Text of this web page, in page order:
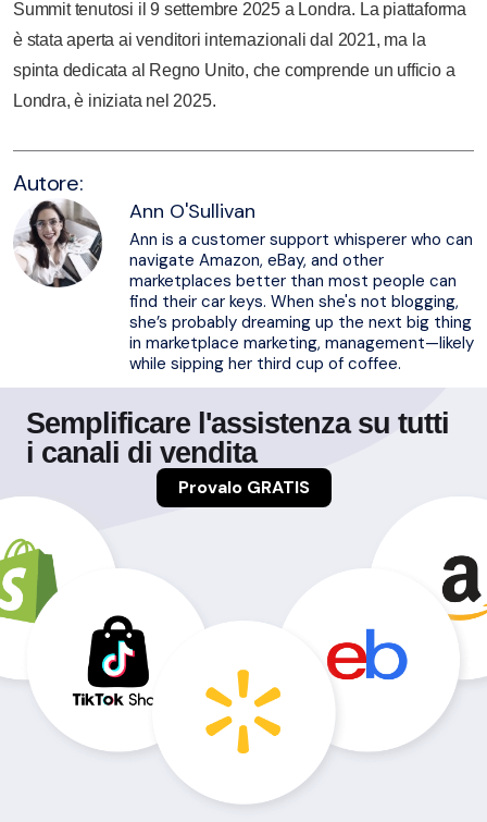
Summit tenutosi il 9 settembre 2025 a Londra. La piattaforma
è stata aperta ai venditori internazionali dal 2021, ma la
spinta dedicata al Regno Unito, che comprende un ufficio a
Londra, è iniziata nel 2025.
Autore:
Ann O'Sullivan
Ann is a customer support whisperer who can
navigate Amazon, eBay, and other
marketplaces better than most people can
find their car keys. When she's not blogging,
she’s probably dreaming up the next big thing
in marketplace marketing, management—likely
while sipping her third cup of coffee.
Semplificare l'assistenza su tutti
i canali di vendita
Provalo GRATIS